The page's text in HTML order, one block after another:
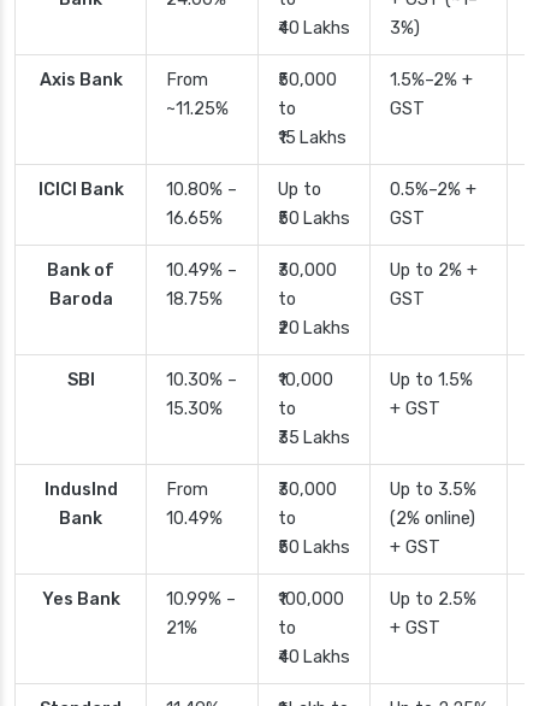
₹40 Lakhs
3%)
Axis Bank
From
~11.25%
₹50,000
to
₹15 Lakhs
1.5%–2% +
GST
ICICI Bank
10.80% –
16.65%
Up to
₹50 Lakhs
0.5%–2% +
GST
Bank of
Baroda
10.49% –
18.75%
₹30,000
to
₹20 Lakhs
Up to 2% +
GST
SBI
10.30% –
15.30%
₹10,000
to
₹35 Lakhs
Up to 1.5%
+ GST
IndusInd
Bank
From
10.49%
₹30,000
to
₹50 Lakhs
Up to 3.5%
(2% online)
+ GST
Yes Bank
10.99% –
21%
₹100,000
to
₹40 Lakhs
Up to 2.5%
+ GST